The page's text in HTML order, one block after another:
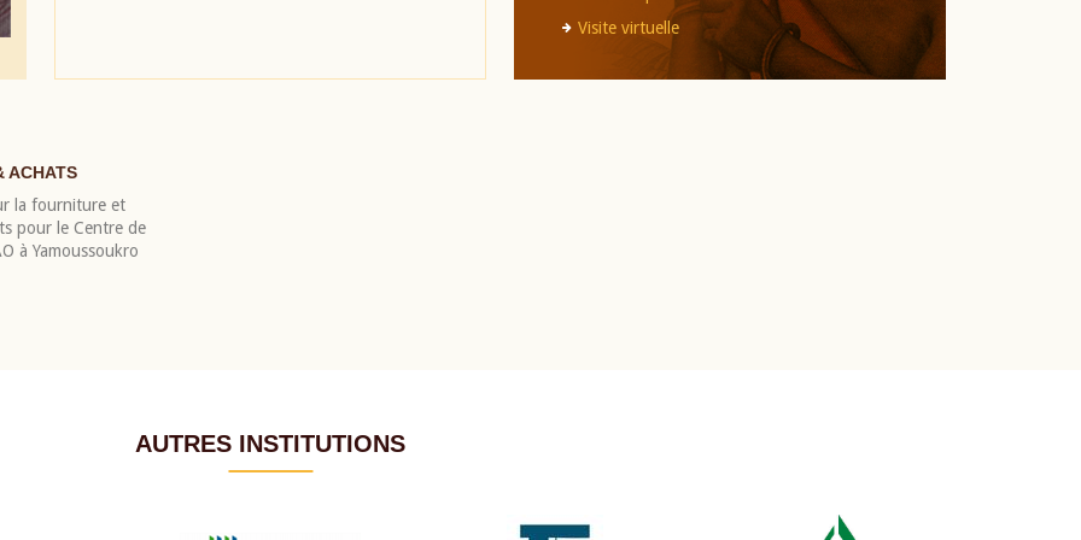
Visite virtuelle
ACHATS
la fourniture et
pour le Centre de
à Yamoussoukro
AUTRES INSTITUTIONS